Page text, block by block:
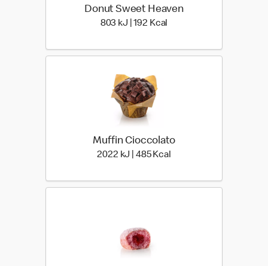
Donut Sweet Heaven
803 kJ | 192 Kcal
Muffin Cioccolato
2022 kJ | 485 Kcal